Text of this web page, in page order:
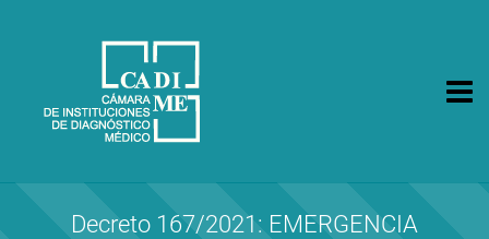
CA.DI.ME.
Cámara de Instituciones de Diagnóstico Médico
Decreto 167/2021: EMERGENCIA